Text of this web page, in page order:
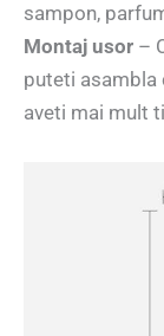
sampon,
Montaj usor –
puteti asambla
aveti mai mult